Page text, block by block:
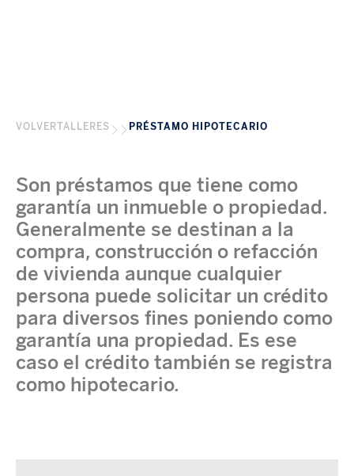
VOLVER TALLERES PRÉSTAMO HIPOTECARIO
Son préstamos que tiene como
garantía un inmueble o propiedad.
Generalmente se destinan a la
compra, construcción o refacción
de vivienda aunque cualquier
persona puede solicitar un crédito
para diversos fines poniendo como
garantía una propiedad. Es ese
caso el crédito también se registra
como hipotecario.